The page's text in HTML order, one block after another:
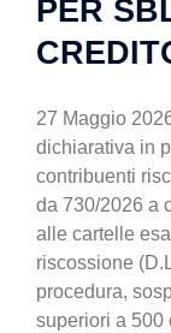
PER
27 Maggio
dichiarativa in
contribuenti
da 730/2026 a
alle cartelle
riscossione
procedura,
superiori a 500